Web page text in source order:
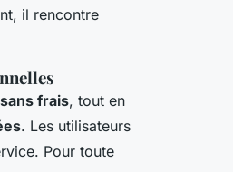
il rencontre
frais, tout en
. Les utilisateurs
Pour toute